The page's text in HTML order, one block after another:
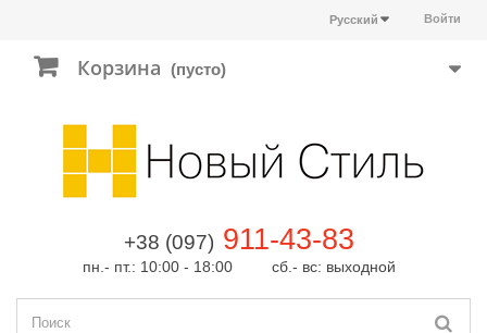
Войти
Русский
Корзина (пусто)
+38 (097) 911-43-83
пн.- пт.: 10:00 - 18:00 сб.- вс: выходной